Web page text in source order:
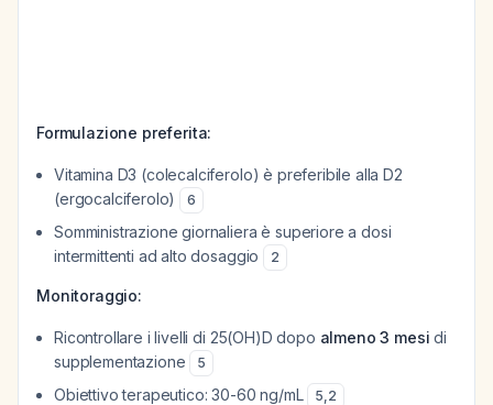
Formulazione preferita:
Vitamina D3 (colecalciferolo) è preferibile alla D2
(ergocalciferolo)
6
Somministrazione giornaliera è superiore a dosi
intermittenti ad alto dosaggio
2
Monitoraggio:
Ricontrollare i livelli di 25(OH)D dopo almeno 3 mesi di
supplementazione
5
Obiettivo terapeutico: 30-60 ng/mL 5,2